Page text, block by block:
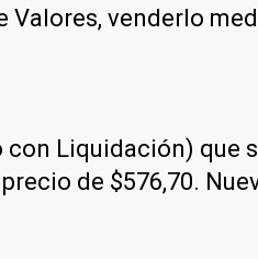
venderlo
con Liquidación) que
de $576,70.